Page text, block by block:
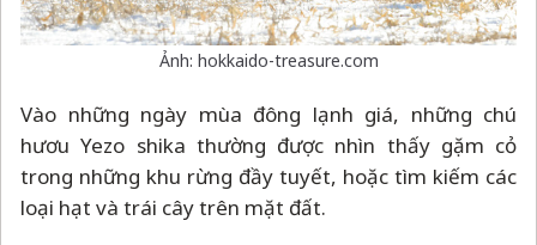
Ảnh: hokkaido-treasure.com
Vào những ngày mùa đông lạnh giá, những chú
hươu Yezo shika thường được nhìn thấy gặm cỏ
trong những khu rừng đầy tuyết, hoặc tìm kiếm các
loại hạt và trái cây trên mặt đất.